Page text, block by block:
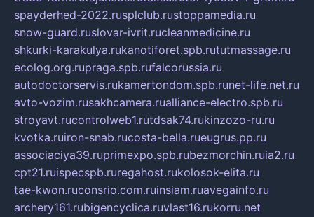
spayderhed-2022.rusplclub.rustoppamedia.ru
snow-guard.ruslovar-ivrit.rucleanmedicine.ru
shkurki-karakulya.rukanotiforet.spb.rututmassage.ru
ecolog.org.rupraga.spb.rufalcorussia.ru
autodoctorservis.rukamertondom.spb.runet-life.net.ru
avto-vozim.rusakhcamera.rualliance-electro.spb.ru
stroyavt.rucontrolweb1.rutdsak74.rukinzozo-ru.ru
kvotka.ruiron-snab.rucosta-bella.rueugrus.pp.ru
associaciya39.ruprimexpo.spb.rubezmorchin.ruia2.ru
cpt21.ruispecspb.ruregahost.rukolosok-elita.ru
tae-kwon.ruconsrio.com.ruinsiam.ruavegainfo.ru
archery161.rubigencyclica.ruvlast16.rukorru.net